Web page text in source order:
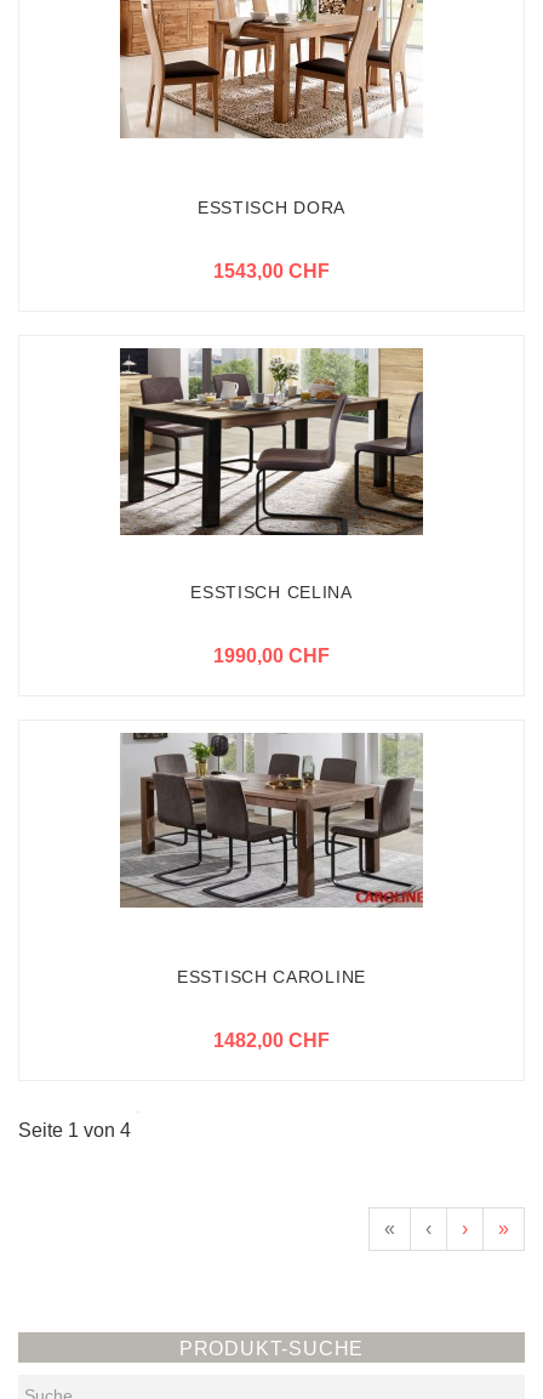
ESSTISCH DORA
1543,00 CHF
ESSTISCH CELINA
1990,00 CHF
ESSTISCH CAROLINE
1482,00 CHF
Seite 1 von 4
« ‹ › »
PRODUKT-SUCHE
Suchen